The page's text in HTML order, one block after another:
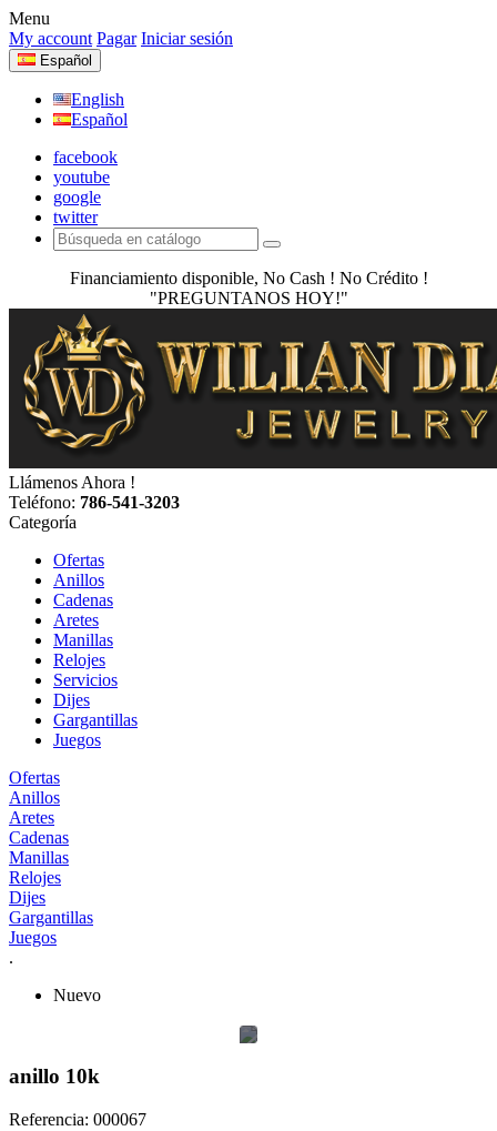
Menu
My account Pagar Iniciar sesión
Español
English
Español
facebook
youtube
google
twitter
Financiamiento disponible, No Cash ! No Crédito !
"PREGUNTANOS HOY!"
Llámenos Ahora !
Teléfono: 786-541-3203
Categoría
Ofertas
Anillos
Cadenas
Aretes
Manillas
Relojes
Servicios
Dijes
Gargantillas
Juegos
Ofertas
Anillos
Aretes
Cadenas
Manillas
Relojes
Dijes
Gargantillas
Juegos
.
Nuevo
anillo 10k
Referencia: 000067